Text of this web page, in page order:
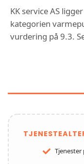
KK service AS
kategorien
vurdering på 9.3.
Tjenester